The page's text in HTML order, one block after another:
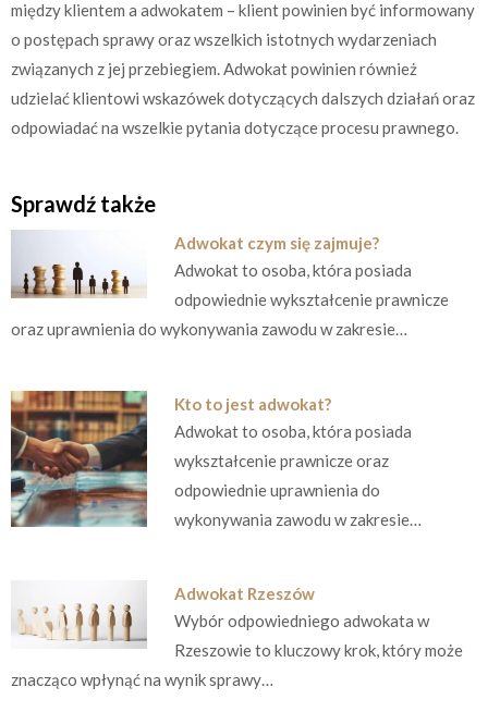
między klientem a adwokatem – klient powinien być informowany
o postępach sprawy oraz wszelkich istotnych wydarzeniach
związanych z jej przebiegiem. Adwokat powinien również
udzielać klientowi wskazówek dotyczących dalszych działań oraz
odpowiadać na wszelkie pytania dotyczące procesu prawnego.
Sprawdź także
Adwokat czym się zajmuje?
Adwokat to osoba, która posiada
odpowiednie wykształcenie prawnicze
oraz uprawnienia do wykonywania zawodu w zakresie…
Kto to jest adwokat?
Adwokat to osoba, która posiada
wykształcenie prawnicze oraz
odpowiednie uprawnienia do
wykonywania zawodu w zakresie…
Adwokat Rzeszów
Wybór odpowiedniego adwokata w
Rzeszowie to kluczowy krok, który może
znacząco wpłynąć na wynik sprawy…